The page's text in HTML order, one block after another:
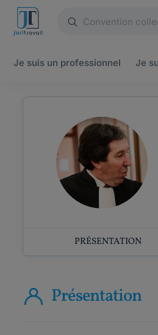
Je suis un professionnel Je
PRÉSENTATION
Présentation